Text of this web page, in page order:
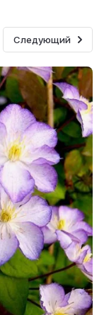
Следующий